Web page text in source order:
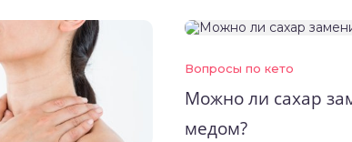
Вопросы по кето
Можно ли сахар
медом?